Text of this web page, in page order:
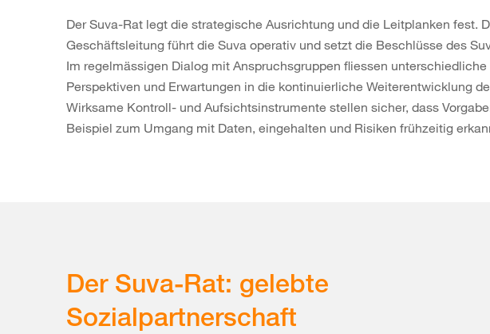
Der Suva-Rat legt die strategische Ausrichtung und die Leitplanken fest.
Geschäftsleitung führt die Suva operativ und setzt die Beschlüsse des
Im regelmässigen Dialog mit Anspruchsgruppen fliessen unterschiedliche
Perspektiven und Erwartungen in die kontinuierliche Weiterentwicklung
Wirksame Kontroll- und Aufsichtsinstrumente stellen sicher, dass
Beispiel zum Umgang mit Daten, eingehalten und Risiken frühzeitig
Der Suva-Rat: gelebte
Sozialpartnerschaft